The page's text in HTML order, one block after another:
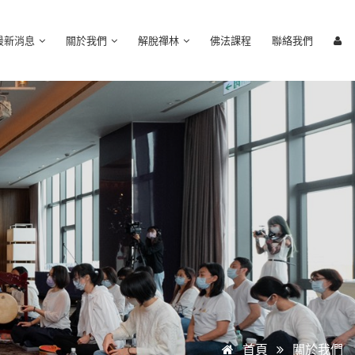
新消息 關於我們 解脫禪林 佛法課程 聯絡我們
首頁 關於我們